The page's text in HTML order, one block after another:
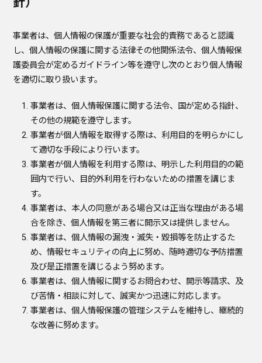
事業者は、個人情報の保護が重要な社会的責務であると認識
し、個人情報の保護に関する法律その他関係法令、個人情報保
護委員会が定めるガイドライン等を遵守し次のとおり個人情報
を適切に取り扱います。
事業者は、個人情報保護に関する法令、国が定める指針、
その他の規範を遵守します。
事業者が個人情報を取得する際は、利用目的を明らかにし
て適切な手段により行います。
事業者が個人情報を利用する際は、明示した利用目的の範
囲内で行い、目的外利用を行わないための措置を講じま
す。
事業者は、本人の同意がある場合又は正当な理由がある場
合を除き、個人情報を第三者に開示又は提供しません。
事業者は、個人情報の漏洩・滅失・毀損等を防止するた
め、情報セキュリティの向上に努め、随時適切な予防措置
及び是正措置を講じるよう努めます。
事業者は、個人情報に関するお問合わせ、開示等請求、及
び苦情・相談に対して、誠実かつ迅速に対応します。
事業者は、個人情報保護の管理システムを維持し、継続的
な改善に努めます。